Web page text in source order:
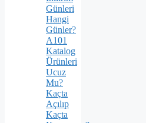
Günleri
Hangi
Günler?
A101
Katalog
Ürünleri
Ucuz
Mu?
Kaçta
Açılıp
Kaçta